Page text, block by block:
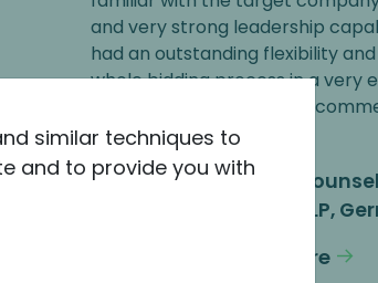
similar techniques to
and to provide you with
and very strong leadership
had an outstanding flexibility
whole bidding process in a very
manner. I would always
team for future Projects.
Guido Brockhausen,
Lovells International LLP,
Informazioni sull’affare